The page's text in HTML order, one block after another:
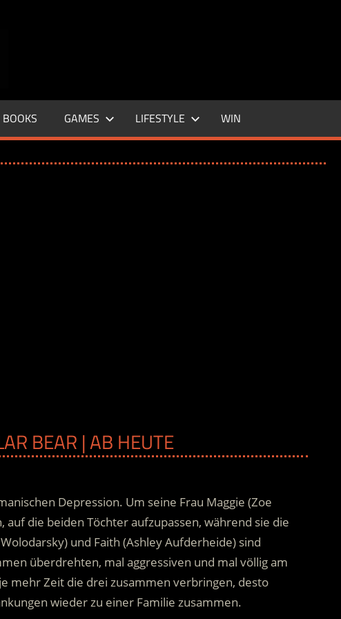
–
LIFE
BOOKS GAMES LIFESTYLE WIN
BEAR | AB HEUTE
Depression. Um seine Frau Maggie (Zoe
die beiden Töchter aufzupassen, während sie die
und Faith (Ashley Aufderheide) sind
überdrehten, mal aggressiven und mal völlig am
mehr Zeit die drei zusammen verbringen, desto
wieder zu einer Familie zusammen.